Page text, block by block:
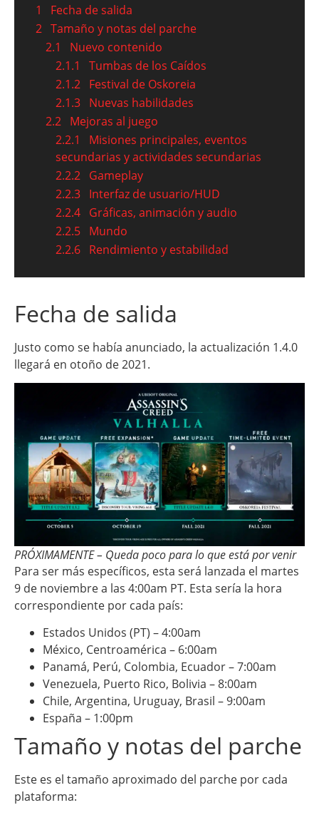
1
Fecha de salida
2 Tamaño y notas del parche
2.1
Nuevo contenido
2.1.1
Tumbas de los Caídos
2.1.2 Festival de Oskoreia
2.1.3 Nuevas habilidades
2.2 Mejoras al juego
2.2.1
Misiones principales, eventos
secundarias y actividades secundarias
2.2.2 Gameplay
2.2.3 Interfaz de usuario/HUD
2.2.4 Gráficas, animación y audio
2.2.5 Mundo
2.2.6 Rendimiento y estabilidad
Fecha de salida
Justo como se había anunciado, la actualización 1.4.0
llegará en otoño de 2021.
PRÓXIMAMENTE – Queda poco para lo que está por venir
Para ser más específicos, esta será lanzada el martes
9 de noviembre a las 4:00am PT. Esta sería la hora
correspondiente por cada país:
Estados Unidos (PT) – 4:00am
México, Centroamérica – 6:00am
Panamá, Perú, Colombia, Ecuador – 7:00am
Venezuela, Puerto Rico, Bolivia – 8:00am
Chile, Argentina, Uruguay, Brasil – 9:00am
España – 1:00pm
Tamaño y notas del parche
Este es el tamaño aproximado del parche por cada
plataforma: